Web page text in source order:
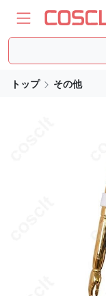
トップ その他